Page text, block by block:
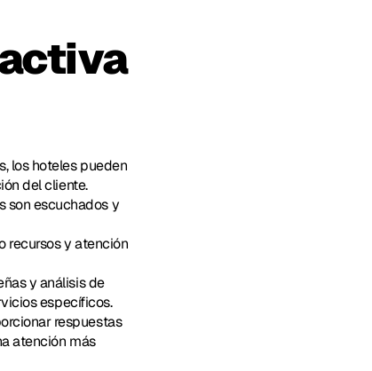
los hoteles pueden
del cliente.
son escuchados y
recursos y atención
y análisis de
específicos.
respuestas
atención más